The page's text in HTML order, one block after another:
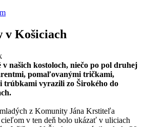
v Košiciach
v našich kostoloch, niečo po pol druhej
pomaľovanými tričkami,
trúbkami vyrazili zo Širokého do
z Komunity Jána Krstiteľa
v ten deň bolo ukázať v uliciach